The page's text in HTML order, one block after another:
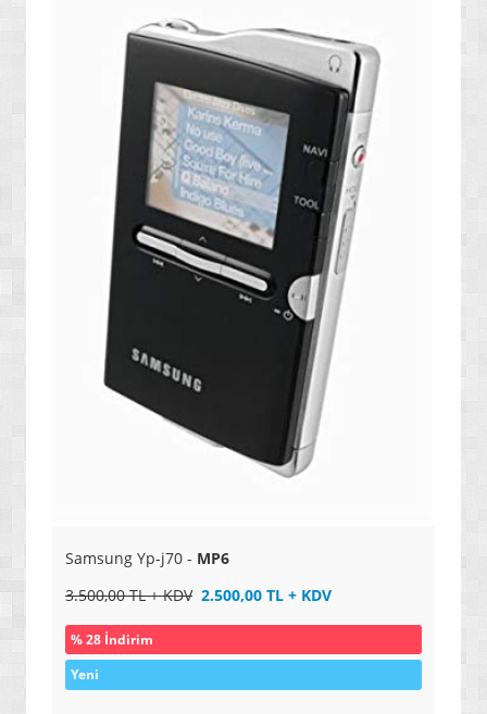
Samsung Yp-j70 - MP6
3.500,00 TL + KDV 2.500,00 TL + KDV
% 28 İndirim
Yeni